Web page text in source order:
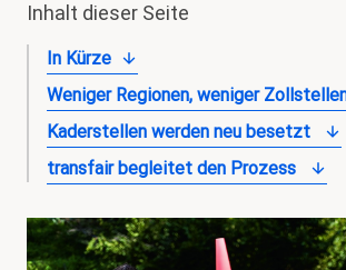
Inhalt dieser Seite
In Kürze
Weniger Regionen, weniger
Kaderstellen werden neu besetzt
transfair begleitet den Prozess